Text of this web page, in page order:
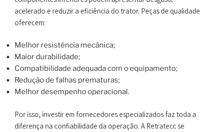
acelerado e reduzir a eficiência do trator. Peças de qualidade
oferecem:
Melhor resistência mecânica;
Maior durabilidade;
Compatibilidade adequada com o equipamento;
Redução de falhas prematuras;
Melhor desempenho operacional.
Por isso, investir em fornecedores especializados faz toda a
diferença na confiabilidade da operação. A Retratecc se